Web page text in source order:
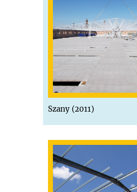
Szany (2011)